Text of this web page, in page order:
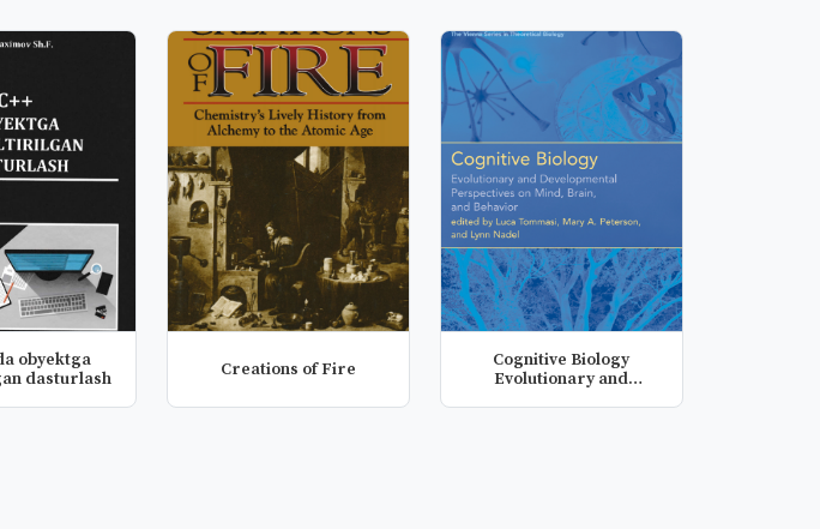
obyektga
dasturlash
Creations of Fire
Cognitive Biology
Evolutionary and